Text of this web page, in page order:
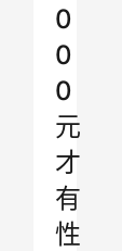
0
0
0
元
才
有
性